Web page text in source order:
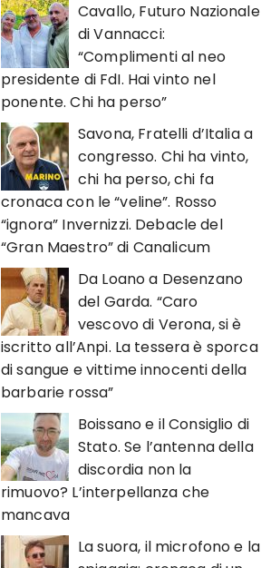
Cavallo, Futuro Nazionale
di Vannacci:
“Complimenti al neo
presidente di FdI. Hai vinto nel
ponente. Chi ha perso”
Savona, Fratelli d’Italia a
congresso. Chi ha vinto,
chi ha perso, chi fa
cronaca con le “veline”. Rosso
“ignora” Invernizzi. Debacle del
“Gran Maestro” di Canalicum
Da Loano a Desenzano
del Garda. “Caro
vescovo di Verona, si è
iscritto all’Anpi. La tessera è sporca
di sangue e vittime innocenti della
barbarie rossa”
Boissano e il Consiglio di
Stato. Se l’antenna della
discordia non la
rimuovo? L’interpellanza che
mancava
La suora, il microfono e la